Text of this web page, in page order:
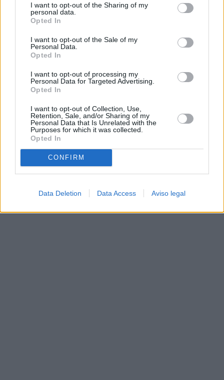
de su consentimiento, pero usted tiene el derecho de
rechazar tal procesamiento. Sus preferencias se aplicarán
cualquier momento entrando de nuevo en este sitio web o
visitando nuestra política de privacidad.
I want to opt-out of the Sharing of my
personal data.
Opted In
I want to opt-out of the Sale of my
Personal Data.
Opted In
I want to opt-out of processing my
Personal Data for Targeted Advertising.
Opted In
I want to opt-out of Collection, Use,
Retention, Sale, and/or Sharing of my
Personal Data that Is Unrelated with the
Purposes for which it was collected.
Opted In
CONFIRM
Data Deletion Data Access Aviso legal